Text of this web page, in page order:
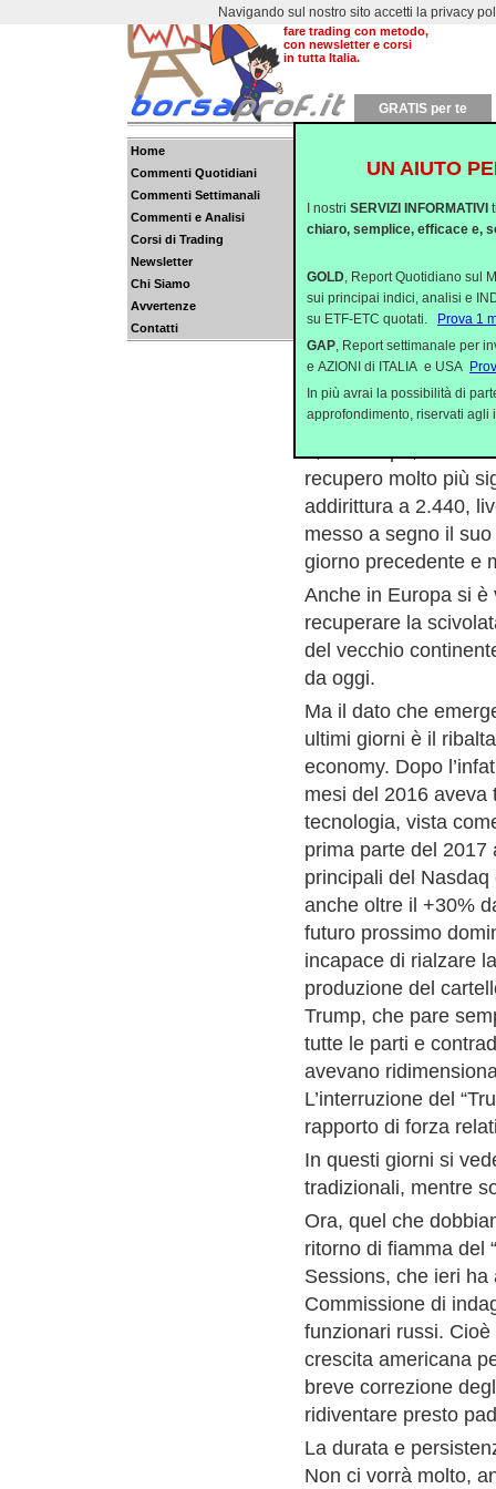
Dal 2000 aiutiamo a
fare trading con metodo,
con newsletter e corsi
in tutta Italia.
GRATIS per te
Home
Commenti Quotidiani
Commenti Settimanali
Commenti e Analisi
Corsi di Trading
Newsletter
Chi Siamo
Avvertenze
Contatti
Da quel che si è
Ieri si è visto il
sull’indice
ribassista di lunedì,
tornare al punto da
Invece la “old
vogliamo
e, in Europa,
recupero molto più
addirittura a 2.440,
messo a segno il
giorno precedente e
Anche in Europa si
recuperare la
del vecchio
da oggi.
Ma il dato che
ultimi giorni è il
economy. Dopo
mesi del 2016 aveva
tecnologia, vista
prima parte del 2017
principali del
anche oltre il +30%
futuro prossimo
incapace di rialzare
produzione del
Trump, che pare
tutte le parti e
avevano
L’interruzione del
rapporto di forza
In questi giorni si
tradizionali, mentre
Ora, quel che
ritorno di fiamma del
Sessions, che ieri
Commissione di
funzionari russi.
crescita americana
breve correzione
ridiventare presto
La durata e
Non ci vorrà molto,
UN AIUTO
I nostri SERVIZI INFORMATIVI
chiaro, semplice, efficace e,
GOLD, Report Quotidiano sul
sui principai indici, analisi e
su ETF-ETC quotati.
Prova 1
GAP, Report settimanale per
e AZIONI di ITALIA e USA
In più avrai la possibilità di
approfondimento, riservati agli
Navigando sul nostro sito accetti la privacy